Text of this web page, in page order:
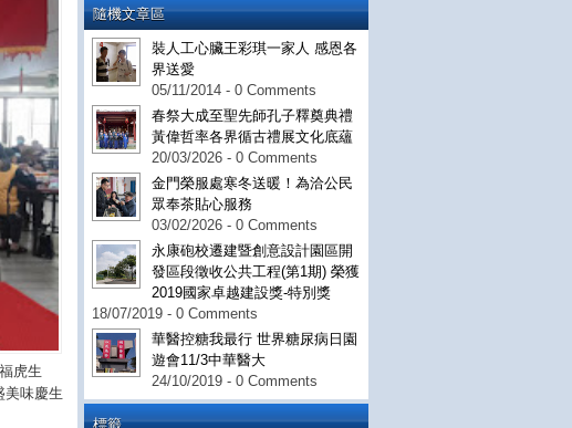
隨機文章區
裝人工心臟王彩琪一家人 感恩各
界送愛
05/11/2014 - 0 Comments
春祭大成至聖先師孔子釋奠典禮
黃偉哲率各界循古禮展文化底蘊
20/03/2026 - 0 Comments
金門榮服處寒冬送暖！為洽公民
眾奉茶貼心服務
03/02/2026 - 0 Comments
永康砲校遷建暨創意設計園區開
發區段徵收公共工程(第1期) 榮獲
2019國家卓越建設獎-特別獎
18/07/2019 - 0 Comments
華醫控糖我最行 世界糖尿病日園
遊會11/3中華醫大
24/10/2019 - 0 Comments
標籤
虎生
美味慶生